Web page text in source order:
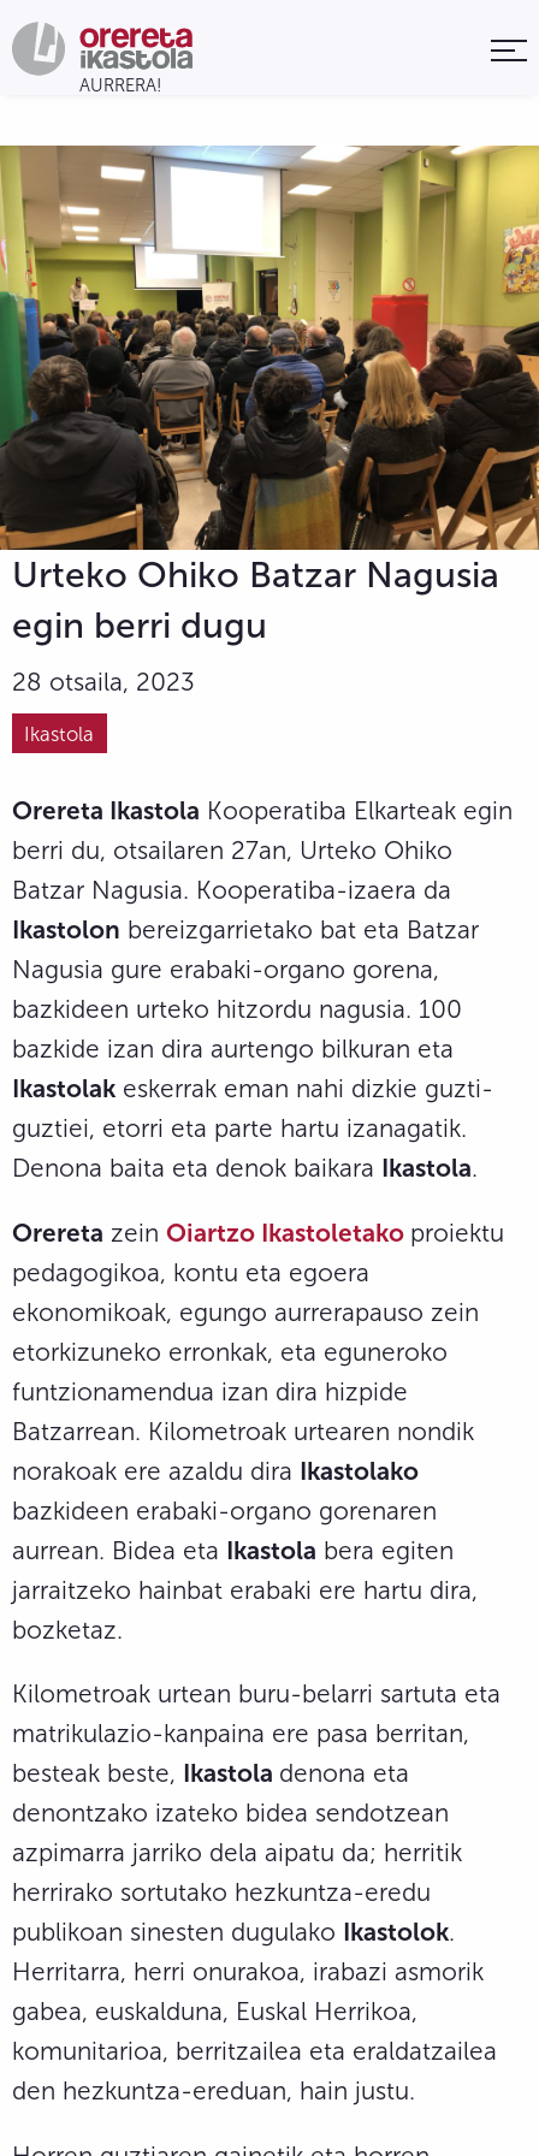
Urteko Ohiko Batzar Nagusia
egin berri dugu
28 otsaila, 2023
Ikastola
Orereta Ikastola Kooperatiba Elkarteak egin
berri du, otsailaren 27an, Urteko Ohiko
Batzar Nagusia. Kooperatiba-izaera da
Ikastolon bereizgarrietako bat eta Batzar
Nagusia gure erabaki-organo gorena,
bazkideen urteko hitzordu nagusia. 100
bazkide izan dira aurtengo bilkuran eta
Ikastolak eskerrak eman nahi dizkie guzti-
guztiei, etorri eta parte hartu izanagatik.
Denona baita eta denok baikara Ikastola.
Orereta zein Oiartzo Ikastoletako proiektu
pedagogikoa, kontu eta egoera
ekonomikoak, egungo aurrerapauso zein
etorkizuneko erronkak, eta eguneroko
funtzionamendua izan dira hizpide
Batzarrean. Kilometroak urtearen nondik
norakoak ere azaldu dira Ikastolako
bazkideen erabaki-organo gorenaren
aurrean. Bidea eta Ikastola bera egiten
jarraitzeko hainbat erabaki ere hartu dira,
bozketaz.
Kilometroak urtean buru-belarri sartuta eta
matrikulazio-kanpaina ere pasa berritan,
besteak beste, Ikastola denona eta
denontzako izateko bidea sendotzean
azpimarra jarriko dela aipatu da; herritik
herrirako sortutako hezkuntza-eredu
publikoan sinesten dugulako Ikastolok.
Herritarra, herri onurakoa, irabazi asmorik
gabea, euskalduna, Euskal Herrikoa,
komunitarioa, berritzailea eta eraldatzailea
den hezkuntza-ereduan, hain justu.